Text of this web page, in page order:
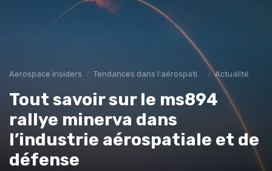
Aerospace Insiders Tendances dans l'aérospatial Actualité
Tout savoir sur le ms894
rallye minerva dans
l’industrie aérospatiale et de
défense